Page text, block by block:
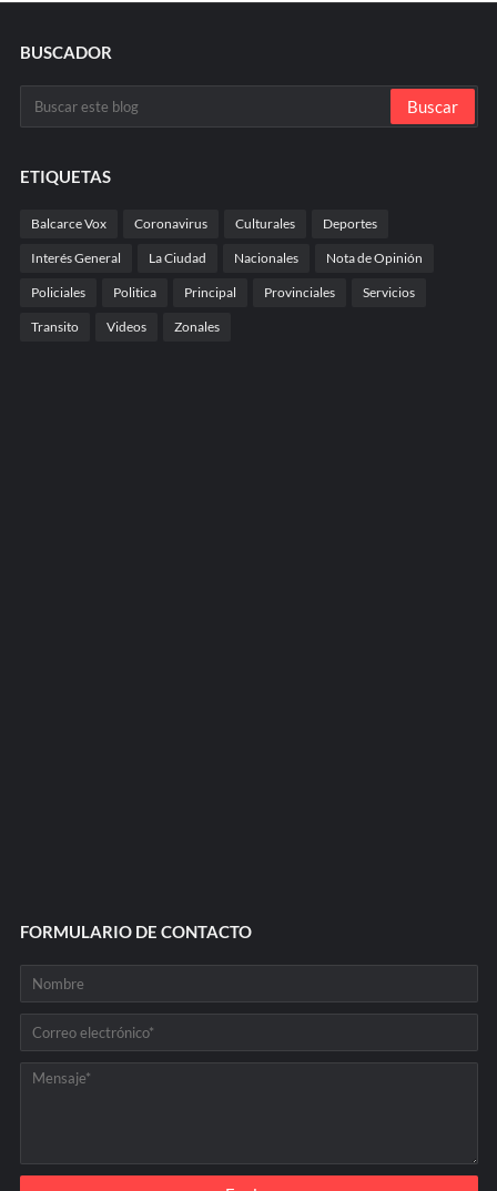
BUSCADOR
ETIQUETAS
Balcarce Vox Coronavirus Culturales Deportes
Interés General La Ciudad Nacionales Nota de Opinión
Policiales Politica Principal Provinciales Servicios
Transito Videos Zonales
FORMULARIO DE CONTACTO